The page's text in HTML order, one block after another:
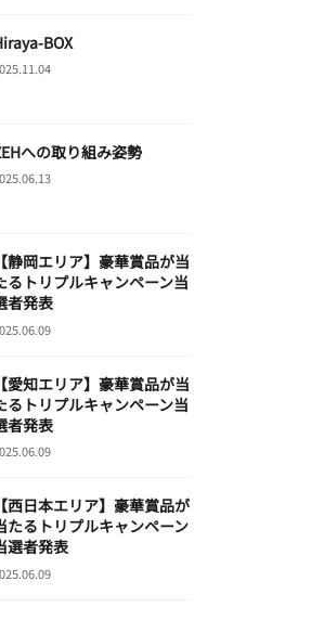
BOX
への取り組み姿勢
【静岡エリア】豪華賞品が当
るトリプルキャンペーン当
者発表
【愛知エリア】豪華賞品が当
るトリプルキャンペーン当
者発表
【西日本エリア】豪華賞品が
たるトリプルキャンペーン
選者発表